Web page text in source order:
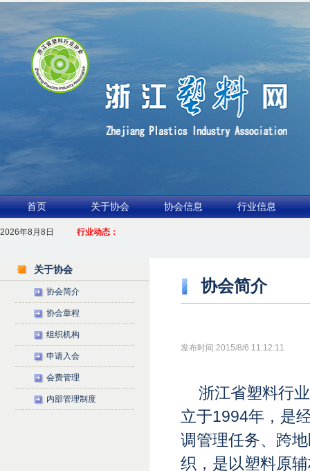
首页 关于协会 协会信息 行业信息
2026年8月8日 行业动态：
1.聚力产业链 共启新征程
关于协会
协会简介
协会章程
组织机构
申请入会
会费管理
内部管理制度
协会简介
发布时间:2015/8/6 11:12:11
浙江省塑料行
立于1994年，是
调管理任务、跨
织，是以塑料原